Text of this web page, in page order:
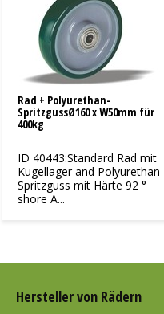
Rad + Polyurethan-
SpritzgussØ160 x W50mm für
400kg
ID 40443:Standard Rad mit
Kugellager and Polyurethan-
Spritzguss mit Härte 92 °
shore A...
Hersteller von Rädern